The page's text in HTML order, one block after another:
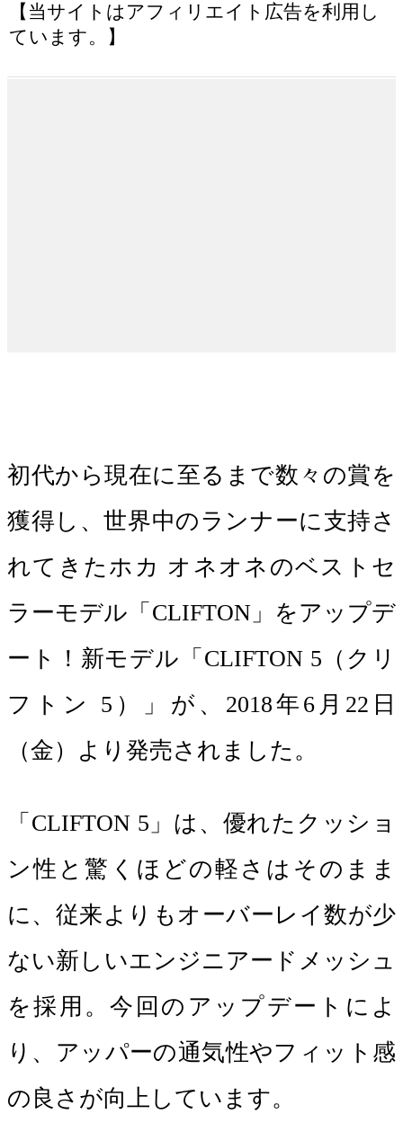
【当サイトはアフィリエイト広告を利用し
ています。】
初代から現在に至るまで数々の賞を
獲得し、世界中のランナーに支持さ
れてきたホカ オネオネのベストセ
ラーモデル「CLIFTON」をアップデ
ート！新モデル「CLIFTON 5（クリ
フトン 5）」が、2018年6月22日
（金）より発売されました。
「CLIFTON 5」は、優れたクッショ
ン性と驚くほどの軽さはそのまま
に、従来よりもオーバーレイ数が少
ない新しいエンジニアードメッシュ
を採用。今回のアップデートによ
り、アッパーの通気性やフィット感
の良さが向上しています。